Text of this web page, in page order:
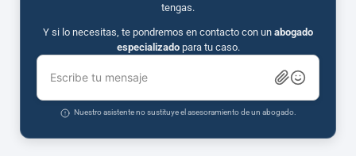
tengas.
Y si lo necesitas, te pondremos en contacto con un abogado
especializadopara tu caso.
Escribe tu mensaje
Nuestro asistente no sustituye el asesoramiento de un abogado.